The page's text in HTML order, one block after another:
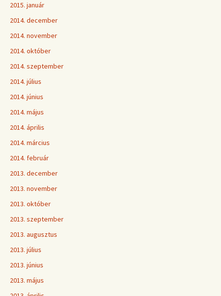
2015. január
2014. december
2014. november
2014. október
2014. szeptember
2014. július
2014. június
2014. május
2014. április
2014. március
2014. február
2013. december
2013. november
2013. október
2013. szeptember
2013. augusztus
2013. július
2013. június
2013. május